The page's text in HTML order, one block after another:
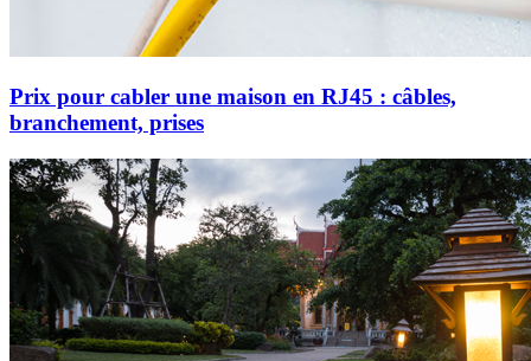
Prix pour cabler une maison en RJ45 : câbles,
branchement, prises